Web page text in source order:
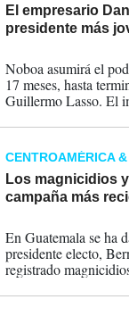
El empresario
presidente más
Noboa asumirá el
17 meses, hasta
Guillermo Lasso. El
destitución en un
CENTROAMÉRICA
Los magnicidios
campaña más
En Guatemala se ha
presidente electo,
registrado